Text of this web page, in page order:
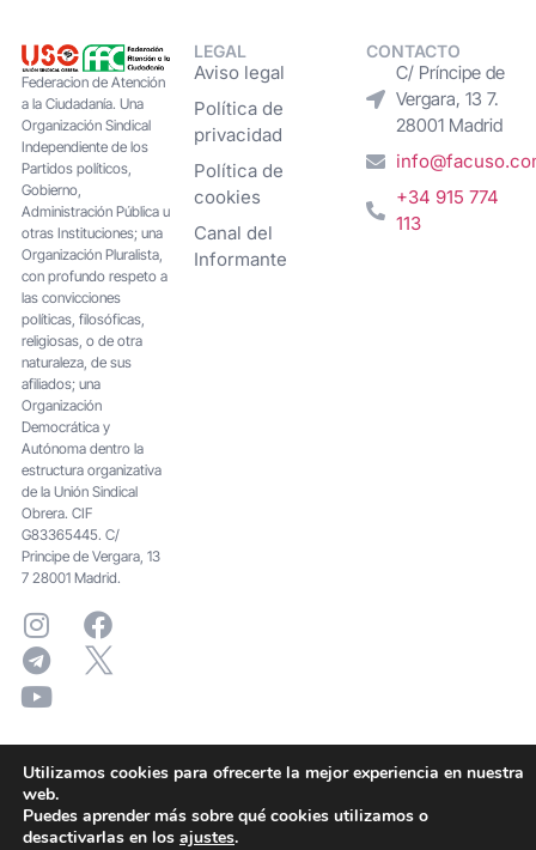
Federacion de Atención
a la Ciudadanía. Una
Organización Sindical
Independiente de los
Partidos políticos,
Gobierno,
Administración Pública u
otras Instituciones; una
Organización Pluralista,
con profundo respeto a
las convicciones
políticas, filosóficas,
religiosas, o de otra
naturaleza, de sus
afiliados; una
Organización
Democrática y
Autónoma dentro la
estructura organizativa
de la Unión Sindical
Obrera. CIF
G83365445. C/
Principe de Vergara, 13
7 28001 Madrid.
LEGAL
Aviso legal
Política de
privacidad
Política de
cookies
Canal del
Informante
CONTACTO
C/ Príncipe de
Vergara, 13 7.
28001 Madrid
+34 915 774
113
Utilizamos cookies para ofrecerte la mejor experiencia en nuestra
web.
Puedes aprender más sobre qué cookies utilizamos o
desactivarlas en los ajustes.